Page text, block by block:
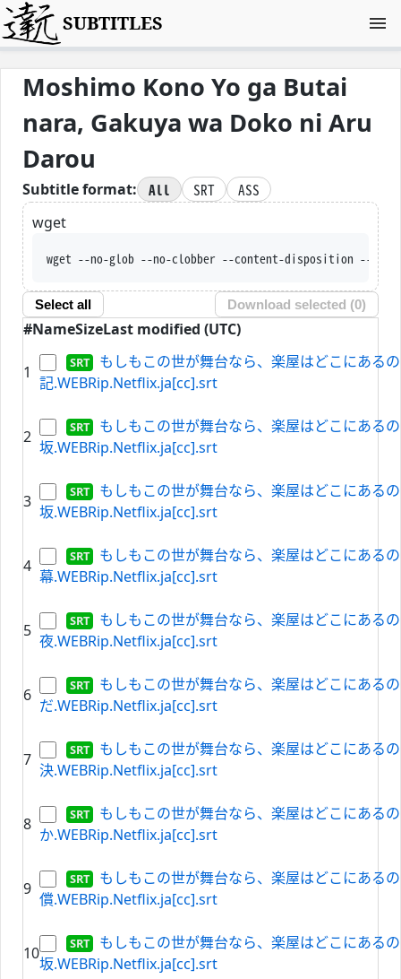
SUBTITLES
Moshimo Kono Yo ga Butai
nara, Gakuya wa Doko ni Aru
Darou
Subtitle format: All SRT
ASS
wget
wget --no-glob --no-clobber --content-disposition --trust-server-names
Select all Download selected (0)
#NameSizeLast modified (UTC)
1
もしもこの世が舞台なら、楽屋はどこにある
記.WEBRip.Netflix.ja[cc].srt
2
もしもこの世が舞台なら、楽屋はどこにある
坂.WEBRip.Netflix.ja[cc].srt
3
もしもこの世が舞台なら、楽屋はどこにある
坂.WEBRip.Netflix.ja[cc].srt
4
もしもこの世が舞台なら、楽屋はどこにある
幕.WEBRip.Netflix.ja[cc].srt
5
もしもこの世が舞台なら、楽屋はどこにある
夜.WEBRip.Netflix.ja[cc].srt
6
もしもこの世が舞台なら、楽屋はどこにある
だ.WEBRip.Netflix.ja[cc].srt
7
もしもこの世が舞台なら、楽屋はどこにある
決.WEBRip.Netflix.ja[cc].srt
8
もしもこの世が舞台なら、楽屋はどこにある
か.WEBRip.Netflix.ja[cc].srt
9
もしもこの世が舞台なら、楽屋はどこにある
償.WEBRip.Netflix.ja[cc].srt
10
もしもこの世が舞台なら、楽屋はどこにある
坂.WEBRip.Netflix.ja[cc].srt